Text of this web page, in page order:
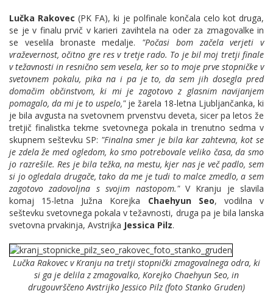
Lučka Rakovec(PK FA), ki je polfinale končala celo kot druga,
se je v finalu prvič v karieri zavihtela na oder za zmagovalke in
se veselila bronaste medalje. "Počasi bom začela verjeti v
vraževernost, očitno gre res v tretje rado. To je bil moj tretji finale
v težavnosti in resnično sem vesela, ker so to moje prve stopničke v
svetovnem pokalu, pika na i pa je to, da sem jih dosegla pred
domačim občinstvom, ki mi je zagotovo z glasnim navijanjem
pomagalo, da mi je to uspelo,"je žarela 18-letna Ljubljančanka, ki
je bila avgusta na svetovnem prvenstvu deveta, sicer pa letos že
tretjič finalistka tekme svetovnega pokala in trenutno sedma v
skupnem seštevku SP: "Finalna smer je bila kar zahtevna, kot se
je zdela že med ogledom, ko smo potrebovale veliko časa, da smo
jo razrešile. Res je bila težka, na mestu, kjer nas je več padlo, sem
si jo ogledala drugače, tako da me je tudi to malce zmedlo, a sem
zagotovo zadovoljna s svojim nastopom."V Kranju je slavila
komaj 15-letna Južna Korejka Chaehyun Seo, vodilna v
seštevku svetovnega pokala v težavnosti, druga pa je bila lanska
svetovna prvakinja, Avstrijka Jessica Pilz.
Lučka Rakovec v Kranju na tretji stopnički zmagovalnega odra, ki
si ga je delila z zmagovalko, Korejko Chaehyun Seo, in
drugouvrščeno Avstrijko Jessico Pilz (foto Stanko Gruden)